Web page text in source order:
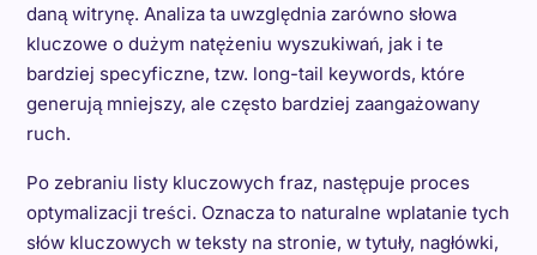
daną witrynę. Analiza ta uwzględnia zarówno słowa
kluczowe o dużym natężeniu wyszukiwań, jak i te
bardziej specyficzne, tzw. long-tail keywords, które
generują mniejszy, ale często bardziej zaangażowany
ruch.
Po zebraniu listy kluczowych fraz, następuje proces
optymalizacji treści. Oznacza to naturalne wplatanie tych
słów kluczowych w teksty na stronie, w tytuły, nagłówki,